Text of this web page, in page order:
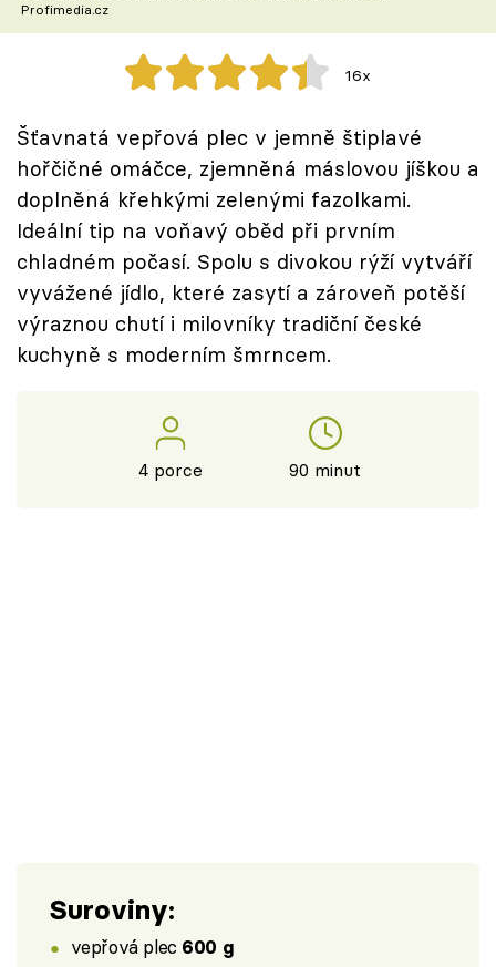
Těhotnej kuchař
Sledujte prima+
Přihlášení
Sledujte nás
Profimedia.cz
16x
Šťavnatá vepřová plec v jemně štiplavé
hořčičné omáčce, zjemněná máslovou jíškou a
doplněná křehkými zelenými fazolkami.
Ideální tip na voňavý oběd při prvním
chladném počasí. Spolu s divokou rýží vytváří
vyvážené jídlo, které zasytí a zároveň potěší
výraznou chutí i milovníky tradiční české
kuchyně s moderním šmrncem.
4 porce 90 minut
Suroviny:
vepřová plec 600 g